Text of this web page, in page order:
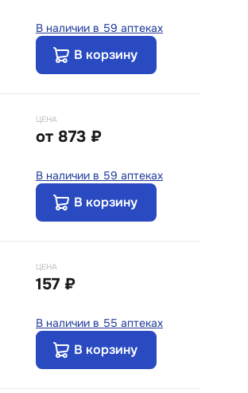
В наличии в 59 аптеках
В корзину
ЦЕНА
от 873 ₽
В наличии в 59 аптеках
В корзину
ЦЕНА
157 ₽
В наличии в 55 аптеках
В корзину